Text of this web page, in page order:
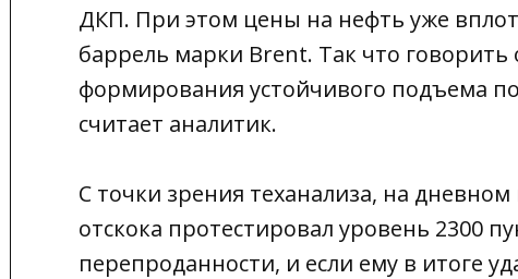
ДКП. При этом цены на нефть уже
баррель марки Brent. Так что
формирования устойчивого подъема
считает аналитик.
С точки зрения теханализа, на
отскока протестировал уровень 2300
перепроданности, и если ему в итоге